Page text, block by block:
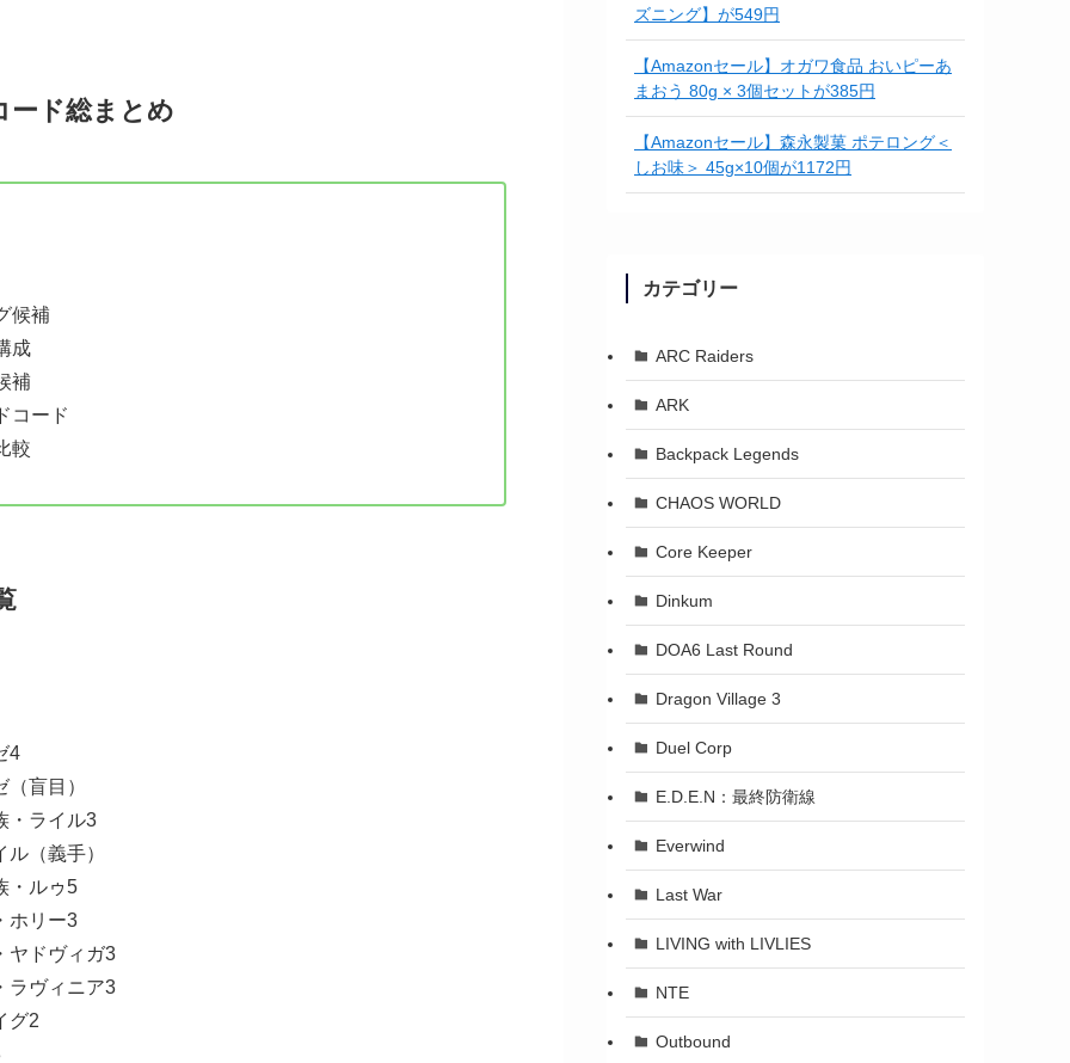
ード総まとめ
候補
成
補
コード
較
4
盲目）
・ライル3
（義手）
・ルゥ5
ホリー3
ヤドヴィガ3
ラヴィニア3
グ2
ズニング】が549円
【Amazonセール】オガワ食品 おいピーあ
まおう 80g × 3個セットが385円
【Amazonセール】森永製菓 ポテロング＜
しお味＞ 45g×10個が1172円
カテゴリー
ARC Raiders
ARK
Backpack Legends
CHAOS WORLD
Core Keeper
Dinkum
DOA6 Last Round
Dragon Village 3
Duel Corp
E.D.E.N：最終防衛線
Everwind
Last War
LIVING with LIVLIES
NTE
Outbound